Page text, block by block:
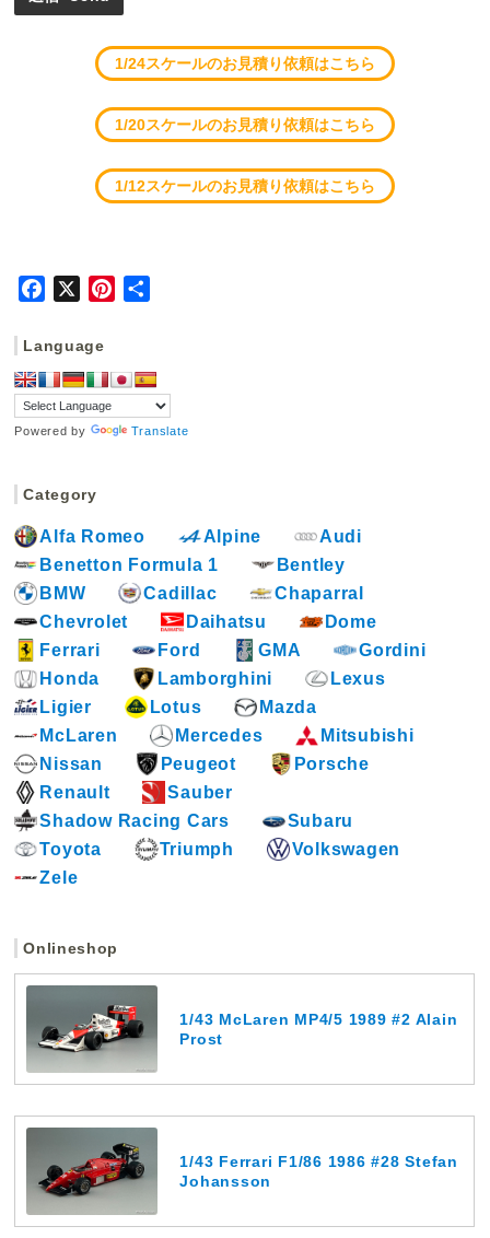
1/24スケールのお見積り依頼はこちら
1/20スケールのお見積り依頼はこちら
1/12スケールのお見積り依頼はこちら
c
b
o
X
e
r
Language
Powered by Translate
Category
Alfa Romeo Alpine
Audi
Benetton Formula 1
Bentley
BMW
Cadillac
Chaparral
Chevrolet
Daihatsu
Dome
Ferrari
Ford GMA
Gordini
Honda
Lamborghini
Lexus
Ligier
Lotus
Mazda
McLaren
Mercedes
Mitsubishi
Nissan
Peugeot
Porsche
Renault
Sauber
Shadow Racing Cars
Subaru
Toyota
Triumph
Volkswagen
Zele
Onlineshop
1/43 McLaren MP4/5 1989 #2 Alain
Prost
1/43 Ferrari F1/86 1986 #28 Stefan
Johansson